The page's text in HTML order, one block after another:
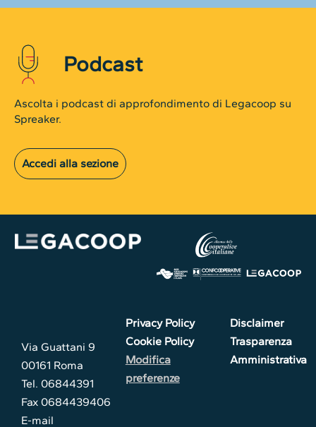
Podcast
Ascolta i podcast di approfondimento di Legacoop su
Spreaker.
Accedi alla sezione
Via Guattani 9
00161 Roma
Tel. 06844391
Fax 0684439406
E-mail
Privacy Policy
Cookie Policy
Modifica
preferenze
Disclaimer
Trasparenza
Amministrativa